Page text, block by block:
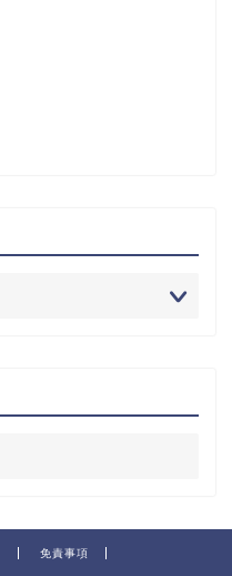
免責事項